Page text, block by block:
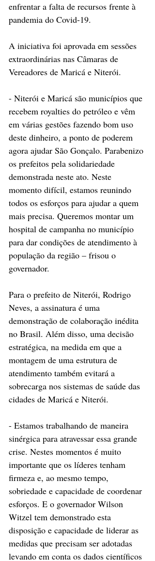
enfrentar a falta de recursos frente à
pandemia do Covid-19.
A iniciativa foi aprovada em sessões
extraordinárias nas Câmaras de
Vereadores de Maricá e Niterói.
- Niterói e Maricá são municípios que
recebem royalties do petróleo e vêm
em várias gestões fazendo bom uso
deste dinheiro, a ponto de poderem
agora ajudar São Gonçalo. Parabenizo
os prefeitos pela solidariedade
demonstrada neste ato. Neste
momento difícil, estamos reunindo
todos os esforços para ajudar a quem
mais precisa. Queremos montar um
hospital de campanha no município
para dar condições de atendimento à
população da região – frisou o
governador.
Para o prefeito de Niterói, Rodrigo
Neves, a assinatura é uma
demonstração de colaboração inédita
no Brasil. Além disso, uma decisão
estratégica, na medida em que a
montagem de uma estrutura de
atendimento também evitará a
sobrecarga nos sistemas de saúde das
cidades de Maricá e Niterói.
- Estamos trabalhando de maneira
sinérgica para atravessar essa grande
crise. Nestes momentos é muito
importante que os líderes tenham
firmeza e, ao mesmo tempo,
sobriedade e capacidade de coordenar
esforços. E o governador Wilson
Witzel tem demonstrado esta
disposição e capacidade de liderar as
medidas que precisam ser adotadas
levando em conta os dados científicos